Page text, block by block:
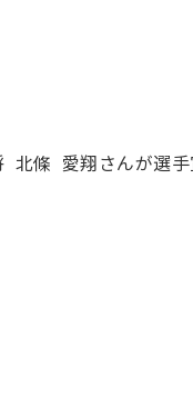
條 愛翔さんが選手